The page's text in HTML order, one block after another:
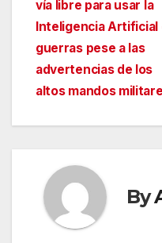
de
entradas
vía libre para usar la
Inteligencia Artificial
guerras pese a las
advertencias de los
altos mandos
By